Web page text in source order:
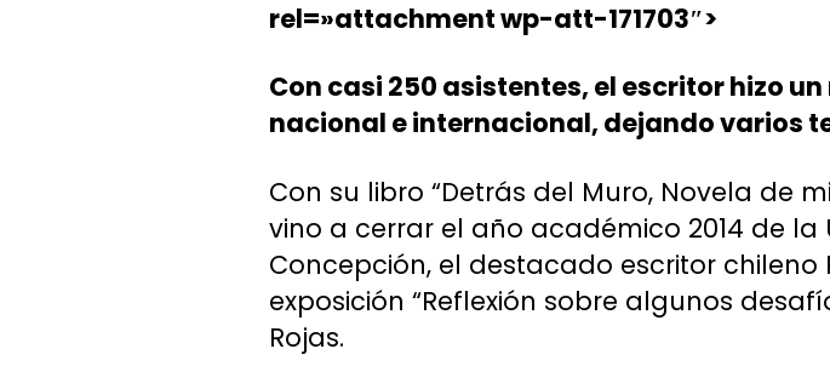
rel=»attachment wp-att-171703″>
Con casi 250 asistentes, el escritor hizo
nacional e internacional, dejando varios
Con su libro “Detrás del Muro, Novela de
vino a cerrar el año académico 2014 de la
Concepción, el destacado escritor chileno
exposición “Reflexión sobre algunos
Rojas.